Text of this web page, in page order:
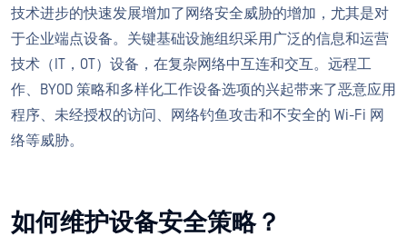
技术进步的快速发展增加了网络安全威胁的增加，尤其是对
于企业端点设备。关键基础设施组织采用广泛的信息和运营
技术（IT，OT）设备，在复杂网络中互连和交互。远程工
作、BYOD 策略和多样化工作设备选项的兴起带来了恶意应用
程序、未经授权的访问、网络钓鱼攻击和不安全的 Wi-Fi 网
络等威胁。
如何维护设备安全策略？